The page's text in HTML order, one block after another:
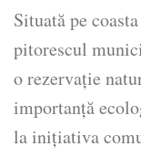
Situată pe
pitorescul
o rezervație
importanță
la inițiativa